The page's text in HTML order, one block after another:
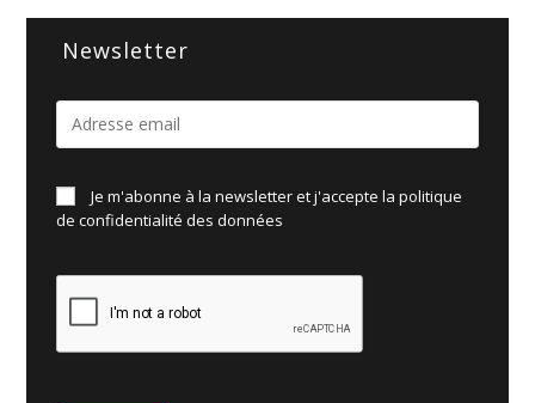
Newsletter
Je m'abonne à la newsletter et j'accepte la politique
deconfidentialité des données